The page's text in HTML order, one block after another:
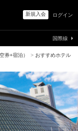
新規入会 ログイン
券+宿泊） > おすすめホテル
国際線